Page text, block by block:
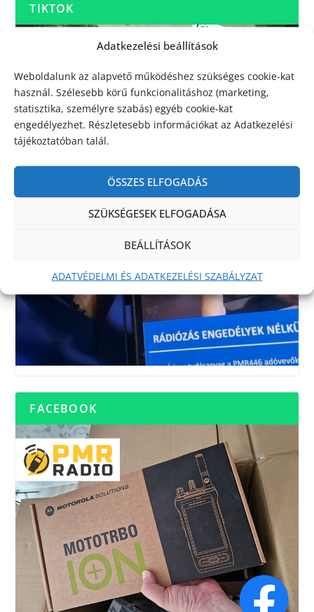
Adatkezelési beállítások
Weboldalunk az alapvető működéshez szükséges cookie-kat
használ. Szélesebb körű funkcionalitáshoz (marketing,
statisztika, személyre szabás) egyéb cookie-kat
engedélyezhet. Részletesebb információkat az Adatkezelési
tájékoztatóban talál.
ÖSSZES ELFOGADÁS
SZÜKSÉGESEK ELFOGADÁSA
BEÁLLÍTÁSOK
ADATVÉDELMI ÉS ADATKEZELÉSI SZABÁLYZAT
TIKTOK
FACEBOOK